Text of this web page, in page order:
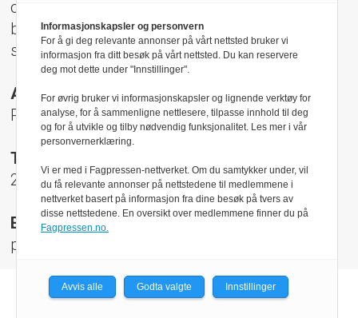
oppnevnt av Norsk Presseforbund som
behandler klager mot mediene i presseetiske
spørsmål.
Adresse:
Rådhusgt 17, 0158 Oslo
Telefon:
22 40 50 40
E-post:
pfu@presse.no
Informasjonskapsler og personvern
For å gi deg relevante annonser på vårt nettsted bruker vi
informasjon fra ditt besøk på vårt nettsted. Du kan reservere
deg mot dette under "Innstillinger".
For øvrig bruker vi informasjonskapsler og lignende verktøy for
analyse, for å sammenligne nettlesere, tilpasse innhold til deg
og for å utvikle og tilby nødvendig funksjonalitet. Les mer i vår
personvernerklæring.
Vi er med i Fagpressen-nettverket. Om du samtykker under, vil
du få relevante annonser på nettstedene til medlemmene i
nettverket basert på informasjon fra dine besøk på tvers av
disse nettstedene. En oversikt over medlemmene finner du på
Fagpressen.no.
Avvis alle Godta valgte Innstillinger